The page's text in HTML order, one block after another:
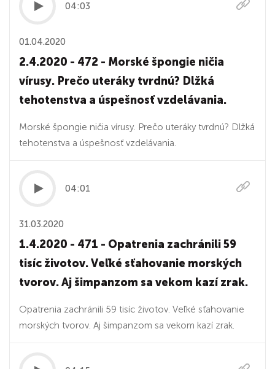
04:03
01.04.2020
2.4.2020 - 472 - Morské špongie ničia
vírusy. Prečo uteráky tvrdnú? Dlžká
tehotenstva a úspešnosť vzdelávania.
Morské špongie ničia vírusy. Prečo uteráky tvrdnú? Dlžká
tehotenstva a úspešnosť vzdelávania.
04:01
31.03.2020
1.4.2020 - 471 - Opatrenia zachránili 59
tisíc životov. Veľké sťahovanie morských
tvorov. Aj šimpanzom sa vekom kazí zrak.
Opatrenia zachránili 59 tisíc životov. Veľké sťahovanie
morských tvorov. Aj šimpanzom sa vekom kazí zrak.